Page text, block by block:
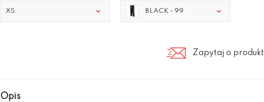
XS BLACK - 99
Zapytaj o produkt
Opis